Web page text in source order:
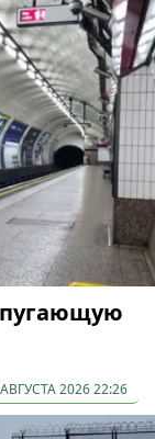
пугающую
2026 22:26